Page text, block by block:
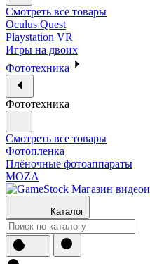
Смотреть все товары
Oculus Quest
Playstation VR
Игры на двоих
Фототехника
Фототехника
Смотреть все товары
Фотопленка
Плёночные фотоаппараты
MOZA
Каталог